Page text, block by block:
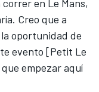
en Le Mans,
Creo que a
oportunidad de
evento [Petit Le
empezar aquí